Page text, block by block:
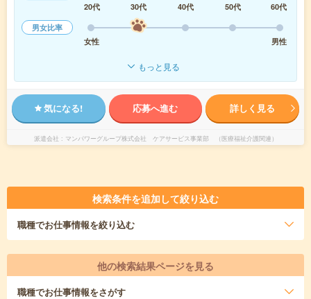
20代
30代 40代 50代
60代
男女比率
女性
男性
もっと見る
気になる! 応募へ進む 詳しく見る
派遣会社 マンパワーグループ株式会社 ケアサービス事業部 （医療福祉介護関連）
検索条件を追加して絞り込む
職種でお仕事情報を絞り込む
他の検索結果ページを見る
職種でお仕事情報をさがす